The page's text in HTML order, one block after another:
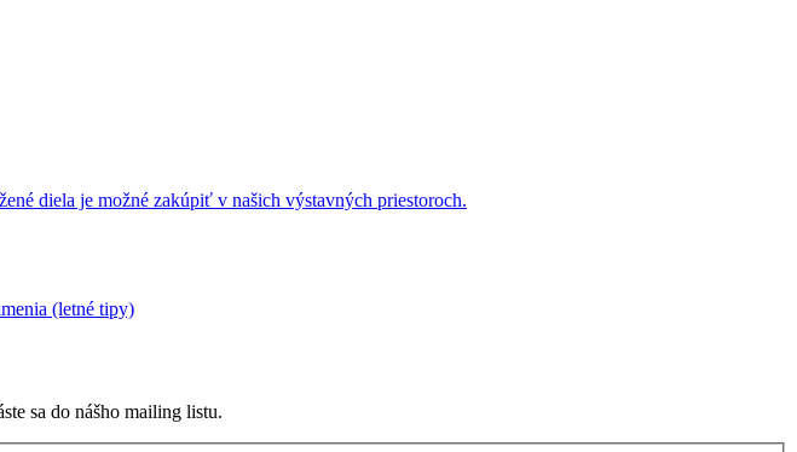
diela je možné zakúpiť v našich výstavných priestoroch.
sa do nášho mailing listu.